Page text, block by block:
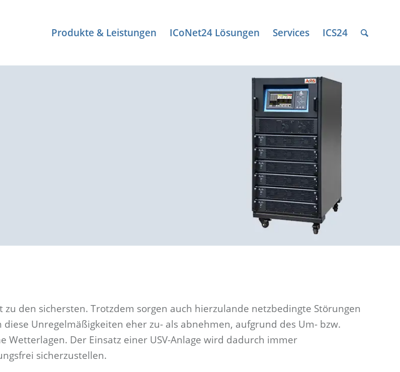
Produkte & Leistungen ICoNet24 Lösungen Services ICS24
den sichersten. Trotzdem sorgen auch hierzulande netzbedingte Störungen
Unregelmäßigkeiten eher zu- als abnehmen, aufgrund des Um- bzw.
Der Einsatz einer USV-Anlage wird dadurch immer
sicherzustellen.